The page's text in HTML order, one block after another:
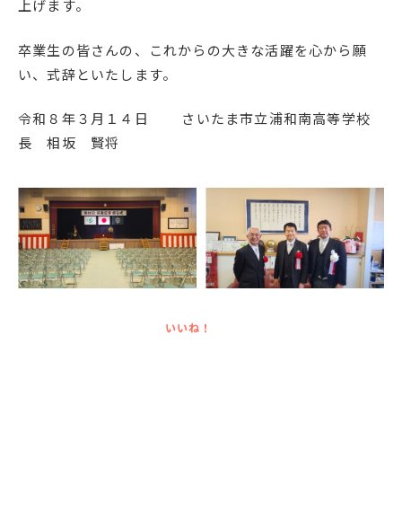
上げます。
卒業生の皆さんの、これからの大きな活躍を心から願
い、式辞といたします。
令和８年３月１４日 さいたま市立浦和南高等学校
長 相坂 賢将
いいね！